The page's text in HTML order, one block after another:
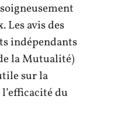
avis des
indépendants
la Mutualité)
sur la
du